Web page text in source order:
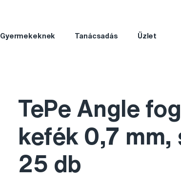
Gyermekeknek Tanácsadás Üzlet
TePe Angle
kefék 0,7 mm,
25 db